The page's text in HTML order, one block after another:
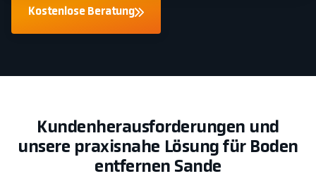
Kostenlose Beratung
Kundenherausforderungen und
unsere praxisnahe Lösung für Boden
entfernen Sande